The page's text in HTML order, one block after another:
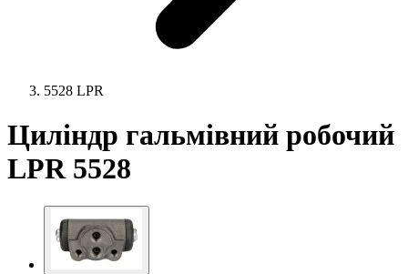
5528 LPR
Циліндр гальмівний робочий
LPR 5528